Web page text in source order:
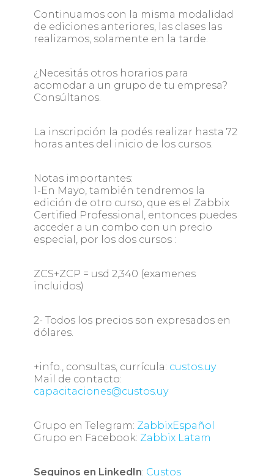
Continuamos con la misma modalidad
de ediciones anteriores, las clases las
realizamos, solamente en la tarde.
¿Necesitás otros horarios para
acomodar a un grupo de tu empresa?
Consúltanos.
La inscripción la podés realizar hasta 72
horas antes del inicio de los cursos.
Notas importantes:
1-En Mayo, también tendremos la
edición de otro curso, que es el Zabbix
Certified Professional, entonces puedes
acceder a un combo con un precio
especial, por los dos cursos :
ZCS+ZCP = usd 2,340 (examenes
incluidos)
2- Todos los precios son expresados en
dólares.
+info., consultas, currícula: custos.uy
Mail de contacto:
capacitaciones@custos.uy
Grupo en Telegram: ZabbixEspañol
Grupo en Facebook: Zabbix Latam
Seguinos en LinkedIn: Custos